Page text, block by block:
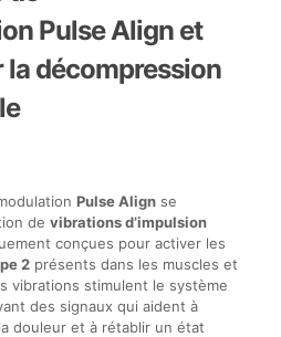
Pulse Align et
la décompression
Pulse Alignse
de vibrations d’impulsion
conçues pour activer les
2présents dans les muscles et
vibrations stimulent le système
des signaux qui aident à
douleur et à rétablir un état